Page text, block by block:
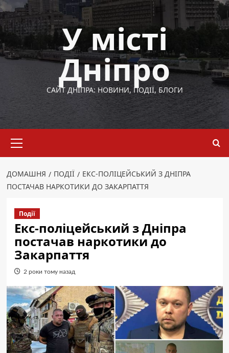
Перейти
до
вмісту
У місті
Дніпро
САЙТ ДНІПРА: НОВИНИ, ПОДІЇ, БЛОГИ
меню
ДОМАШНЯ ПОДІЇ
ЕКС-ПОЛІЦЕЙСЬКИЙ З ДНІПРА
ПОСТАЧАВ НАРКОТИКИ ДО ЗАКАРПАТТЯ
Події
Екс-поліцейський з Дніпра
постачав наркотики до
Закарпаття
2 роки тому назад